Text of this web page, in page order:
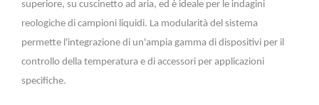
superiore, su cuscinetto ad aria, ed è ideale per le indagini
reologiche di campioni liquidi. La modularità del sistema
permette l'integrazione di un'ampia gamma di dispositivi per il
controllo della temperatura e di accessori per applicazioni
specifiche.